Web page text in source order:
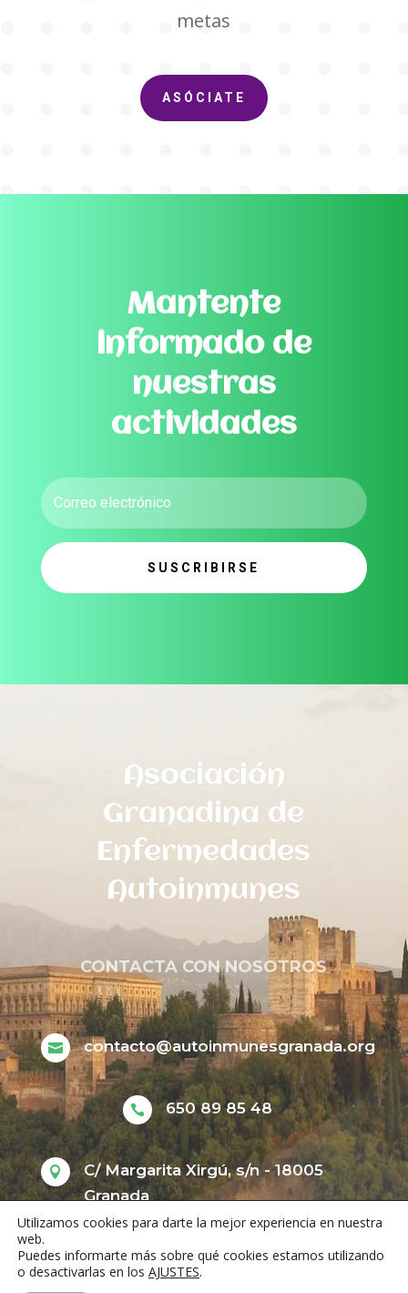
metas
ASÓCIATE
Mantente
informado de
nuestras
actividades
SUSCRIBIRSE
Asociación
Granadina de
Enfermedades
Autoinmunes
CONTACTA CON NOSOTROS
 contacto@autoinmunesgranada.org
 650 89 85 48

C/ Margarita Xirgú, s/n - 18005
Granada
Utilizamos cookies para darte la mejor experiencia en nuestra
web.
Puedes informarte más sobre qué cookies estamos utilizando
o desactivarlas en los AJUSTES.